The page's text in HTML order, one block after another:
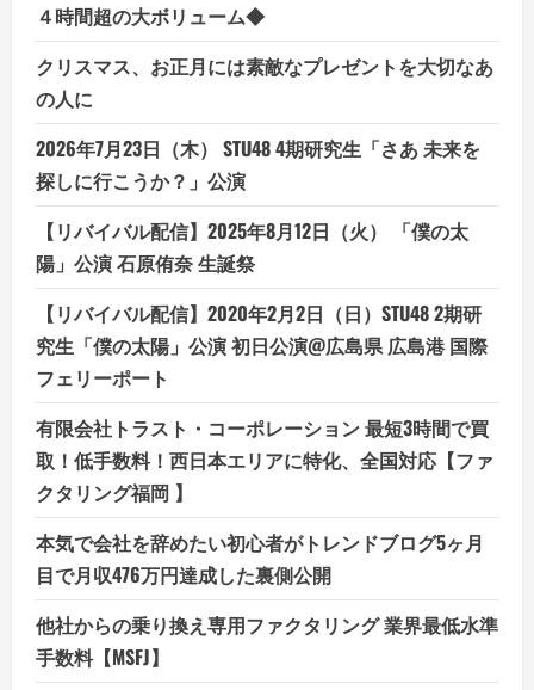
４時間超の大ボリューム◆
クリスマス、お正月には素敵なプレゼントを大切なあ
の人に
2026年7月23日（木） STU48 4期研究生「さあ 未来を
探しに行こうか？」公演
【リバイバル配信】2025年8月12日（火） 「僕の太
陽」公演 石原侑奈 生誕祭
【リバイバル配信】2020年2月2日（日）STU48 2期研
究生「僕の太陽」公演 初日公演@広島県 広島港 国際
フェリーポート
有限会社トラスト・コーポレーション 最短3時間で買
取！低手数料！西日本エリアに特化、全国対応【ファ
クタリング福岡 】
本気で会社を辞めたい初心者がトレンドブログ5ヶ月
目で月収476万円達成した裏側公開
他社からの乗り換え専用ファクタリング 業界最低水準
手数料【MSFJ】